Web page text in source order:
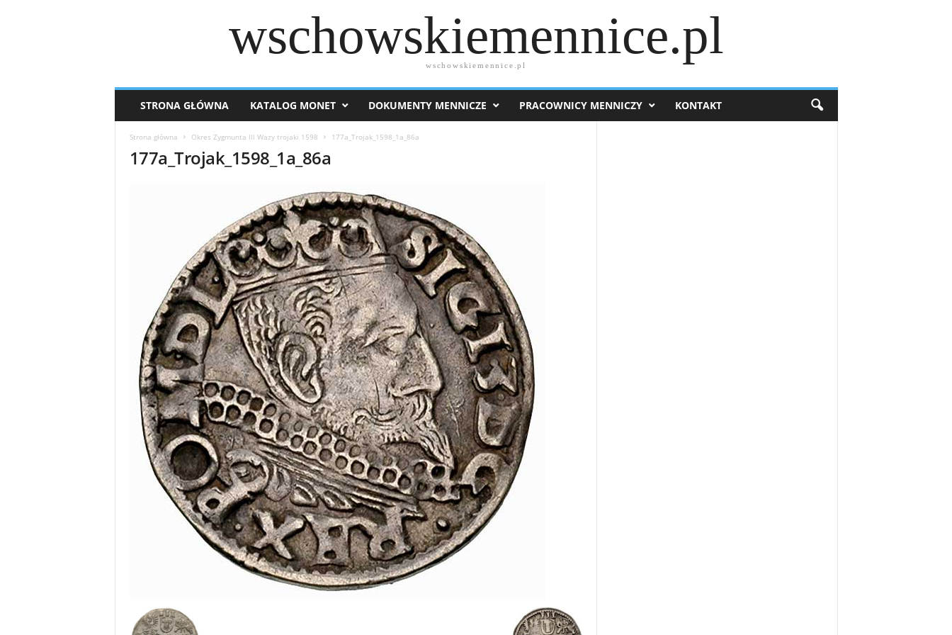
wschowskiemennice.pl
wschowskiemennice.pl
STRONA GŁÓWNA KATALOG MONET DOKUMENTY MENNICZE PRACOWNICY MENNICZY KONTAKT
Strona główna Okres Zygmunta lll Wazy trojaki 1598 177a_Trojak_1598_1a_86a
177a_Trojak_1598_1a_86a